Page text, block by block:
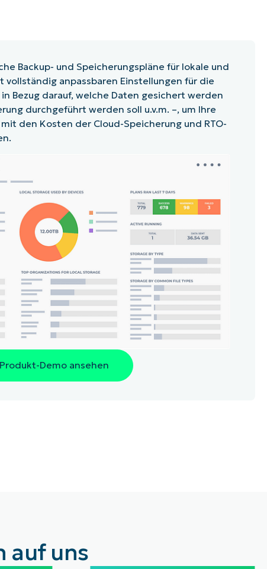
Backup- und Speicherungspläne für lokale und
vollständig anpassbaren Einstellungen für die
Bezug darauf, welche Daten gesichert werden
durchgeführt werden soll u.v.m. –, um Ihre
den Kosten der Cloud-Speicherung und RTO-
Produkt-Demo ansehen
NinjaOne
NinjaOne
NinjaOne
auf uns